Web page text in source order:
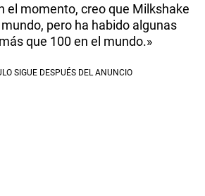
el momento, creo que Milkshake
pero ha habido algunas
que 100 en el mundo.»